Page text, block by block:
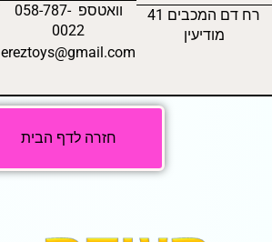
רח דם המכבים 41
מודיעין
וואטספ 058-787-
0022
ereztoys@gmail.com
חזרה לדף הבית